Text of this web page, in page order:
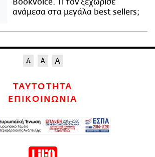
Bookvoice. Τι τον ξεχώρισε
ανάμεσα στα μεγάλα best sellers;
ΤΑΥΤΟΤΗΤΑ
ΕΠΙΚΟΙΝΩΝΙΑ